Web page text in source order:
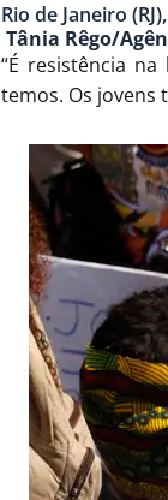
Rio de Janeiro
Tânia Rêgo/
“É resistência
temos. Os jovens